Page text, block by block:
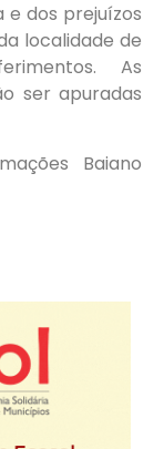
dos prejuízos
localidade de
As
ser apuradas
Baiano